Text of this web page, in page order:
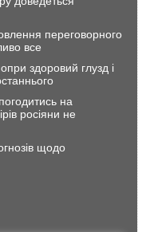
переговорного
все
здоровий глузд і
на
росіяни не
щодо